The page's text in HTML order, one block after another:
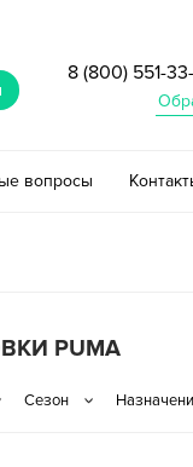
8 (800) 551-
вопросы
PUMA